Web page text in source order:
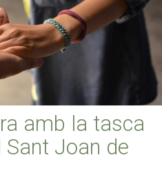
amb la tasca
Sant Joan de